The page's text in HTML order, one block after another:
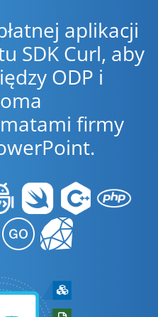
aplikacji
SDK Curl, aby
ODP i
firmy